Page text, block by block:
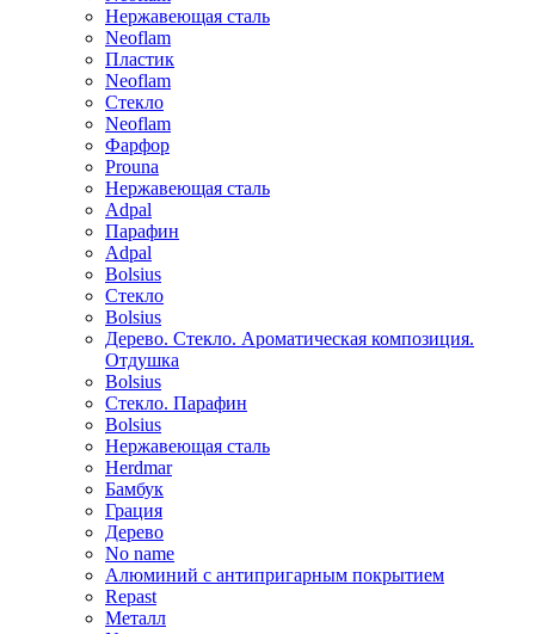
Нержавеющая сталь
Neoflam
Пластик
Neoflam
Стекло
Neoflam
Фарфор
Prouna
Нержавеющая сталь
Adpal
Парафин
Adpal
Bolsius
Стекло
Bolsius
Дерево. Стекло. Ароматическая композиция.
Отдушка
Bolsius
Стекло. Парафин
Bolsius
Нержавеющая сталь
Herdmar
Бамбук
Грация
Дерево
No name
Алюминий с антипригарным покрытием
Repast
Металл